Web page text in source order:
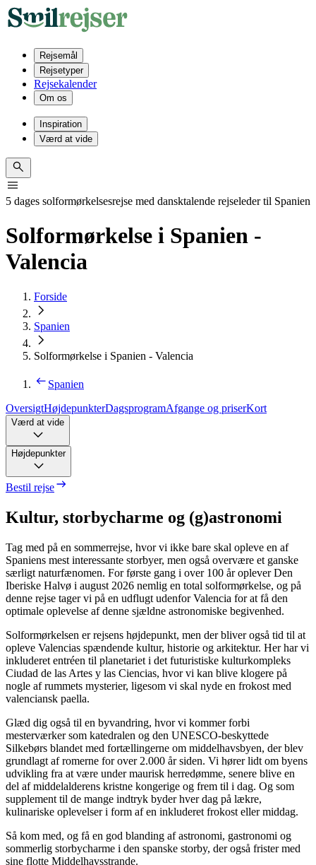
Rejsemål
Rejsetyper
Rejsekalender
Om os
Inspiration
Værd at vide
5 dages solformørkelsesrejse med dansktalende rejseleder til Spanien
Solformørkelse i Spanien -
Valencia
Forside
Spanien
Solformørkelse i Spanien - Valencia
Spanien
OversigtHøjdepunkterDagsprogramAfgange og priserKort
Værd at vide
Højdepunkter
Bestil rejse
Kultur, storbycharme og (g)astronomi
Tag med på en sommerrejse, hvor vi ikke bare skal opleve en af
Spaniens mest interessante storbyer, men også overvære et ganske
særligt naturfænomen. For første gang i over 100 år oplever Den
Iberiske Halvø i august 2026 nemlig en total solformørkelse, og på
denne rejse tager vi på en udflugt udenfor Valencia for at få den
optimale oplevelse af denne sjældne astronomiske begivenhed.
Solformørkelsen er rejsens højdepunkt, men der bliver også tid til at
opleve Valencias spændende kultur, historie og arkitektur. Her har vi
inkluderet entréen til planetariet i det futuristiske kulturkompleks
Ciudad de las Artes y las Ciencias, hvor vi kan blive klogere på
nogle af rummets mysterier, ligesom vi skal nyde en frokost med
valenciansk paella.
Glæd dig også til en byvandring, hvor vi kommer forbi
mesterværker som katedralen og den UNESCO-beskyttede
Silkebørs blandet med fortællingerne om middelhavsbyen, der blev
grundlagt af romerne for over 2.000 år siden. Vi hører lidt om byens
udvikling fra at være under maurisk herredømme, senere blive en
del af middelalderens kristne kongerige og frem til i dag. Og som
supplement til de mange indtryk byder hver dag på lækre,
kulinariske oplevelser i form af en inkluderet frokost eller middag.
Så kom med, og få en god blanding af astronomi, gastronomi og
sommerlig storbycharme i den spanske storby, der også frister med
sine flotte Middelhavsstrande.